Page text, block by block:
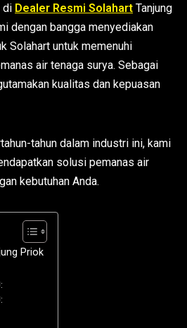
di Dealer Resmi Solahart Tanjung
dengan bangga menyediakan
Solahart untuk memenuhi
air tenaga surya. Sebagai
kualitas dan kepuasan
tahun dalam industri ini, kami
solusi pemanas air
kebutuhan Anda.
Priok